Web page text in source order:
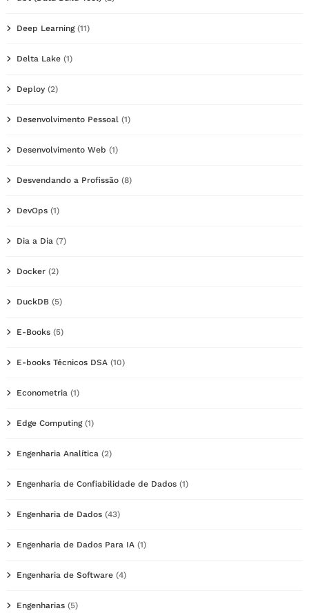
Deep Learning(11)
Delta Lake (1)
Deploy (2)
Desenvolvimento Pessoal (1)
Desenvolvimento Web (1)
Desvendando a Profissão (8)
DevOps (1)
Dia a Dia (7)
Docker (2)
DuckDB (5)
E-Books (5)
E-books Técnicos DSA (10)
Econometria (1)
Edge Computing(1)
Engenharia Analítica (2)
Engenharia de Confiabilidade de Dados (1)
Engenharia de Dados (43)
Engenharia de Dados Para IA (1)
Engenharia de Software (4)
Engenharias (5)